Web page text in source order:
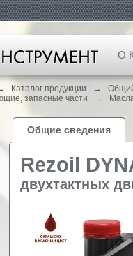
О
Каталог продукции →
запасные части
→
Общие сведения
Rezoil
двухтактных